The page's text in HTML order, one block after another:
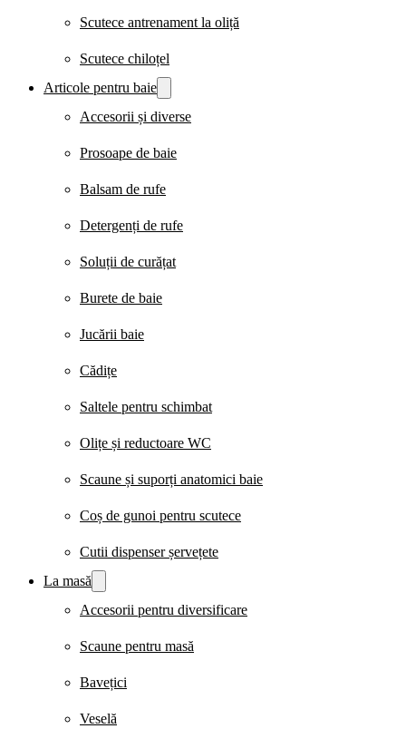
Scutece antrenament la oliță
Scutece chiloțel
Articole pentru baie
Accesorii și diverse
Prosoape de baie
Balsam de rufe
Detergenți de rufe
Soluții de curățat
Burete de baie
Jucării baie
Cădițe
Saltele pentru schimbat
Olițe și reductoare WC
Scaune și suporți anatomici baie
Coș de gunoi pentru scutece
Cutii dispenser șervețete
La masă
Accesorii pentru diversificare
Scaune pentru masă
Bavețici
Veselă